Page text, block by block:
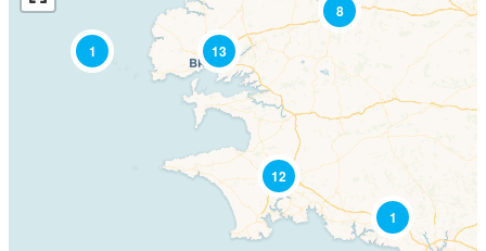
1
1
8
12
13